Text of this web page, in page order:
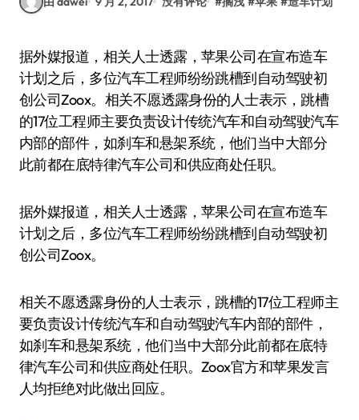
据外媒报道，相关人士透露，苹果公司在宣布造车
计划之后，多位汽车工程师纷纷跳槽到自动驾驶初
创公司Zoox。相关不愿透露身份的人士表示，跳槽
的17位工程师主要负责设计传统汽车和自动驾驶汽车
内部的部件，如刹车和悬架系统，他们当中大部分
此前都在底特律汽车公司和供应商处任职。
据外媒报道，相关人士透露，苹果公司在宣布造车
计划之后，多位汽车工程师纷纷跳槽到自动驾驶初
创公司Zoox。
相关不愿透露身份的人士表示，跳槽的17位工程师主
要负责设计传统汽车和自动驾驶汽车内部的部件，
如刹车和悬架系统，他们当中大部分此前都在底特
律汽车公司和供应商处任职。Zoox官方和苹果发言
人均拒绝对此做出回应。